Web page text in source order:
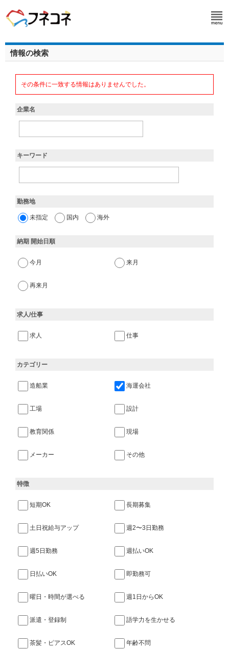
情報の検索
その条件に一致する情報はありませんでした。
企業名
キーワード
勤務地
未指定 国内 海外
納期 開始日順
今月 来月
再来月
求人/仕事
求人 仕事
カテゴリー
造船業 海運会社
工場 設計
教育関係 現場
メーカー その他
特徴
短期OK 長期募集
土日祝給与アップ 週2〜3日勤務
週5日勤務 週払いOK
日払いOK 即勤務可
曜日・時間が選べる 週1日からOK
派遣・登録制 語学力を生かせる
茶髪・ピアスOK 年齢不問